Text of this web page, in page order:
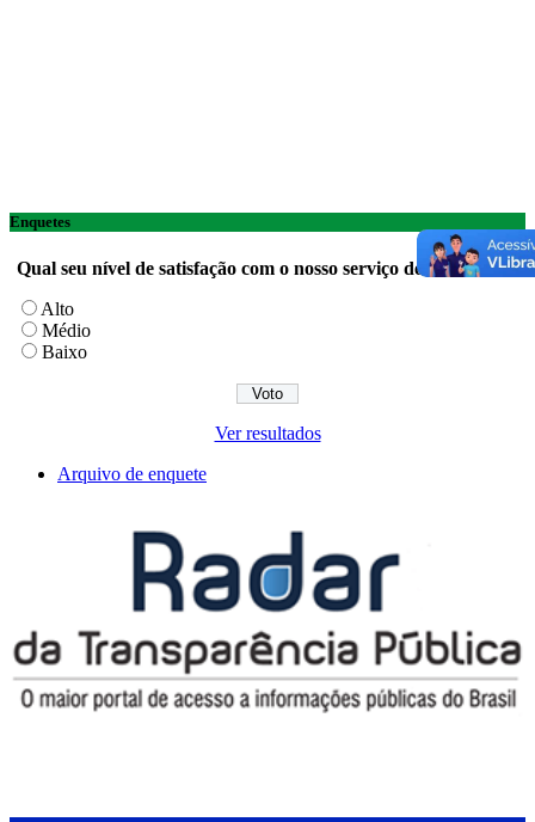
Enquetes
Qual seu nível de satisfação com o nosso serviço de Ouvidoria?
Alto
Médio
Baixo
Ver resultados
Arquivo de enquete